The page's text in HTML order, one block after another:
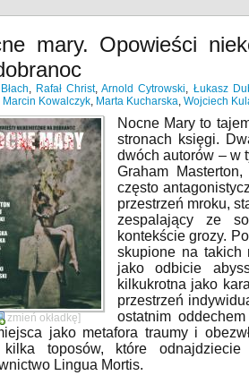
mary. Opowieści
, Rafał Christ,Arnold Cytrowski, Łukasz
Marcin Kowalczyk, Marta Kucharska, Wojciech
zmień okładkę]
Nocne Mary to
stronach księgi.
dwóch autorów – w
Graham
często
przestrzeń mroku,
zespalający ze
kontekście grozy.
skupione na takich
jako odbicie
kilkukrotna jako
przestrzeń
ostatnim
jako metafora traumy i
kilka toposów, które
Lingua Mortis.